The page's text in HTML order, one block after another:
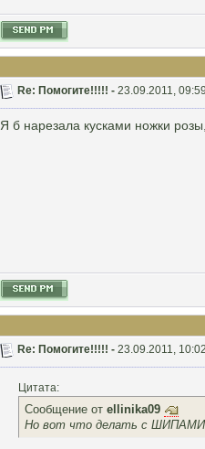
Re: Помогите!!!!! - 23.09.2011,
Я б нарезала кусками ножки
Re: Помогите!!!!! - 23.09.2011,
Цитата:
Сообщение от ellinika09
Но вот что делать с